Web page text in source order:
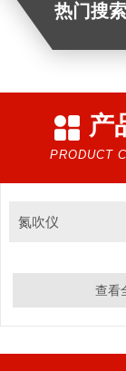
热门搜索
产
PRODUCT
氮吹仪
查看